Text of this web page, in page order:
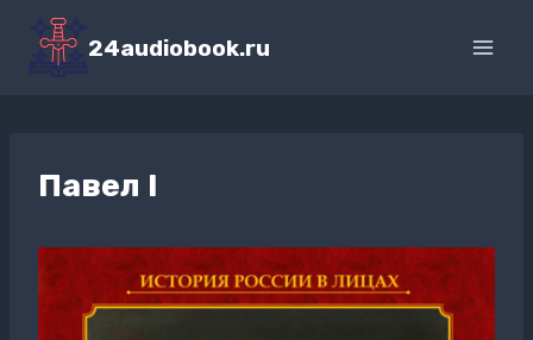
Перейти
содержимому
24audiobook.ru
Павел I